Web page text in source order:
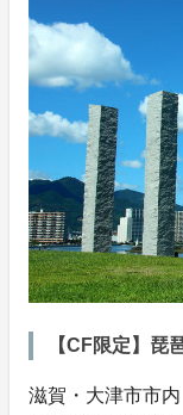
【CF限定】琵
滋賀・大津市市